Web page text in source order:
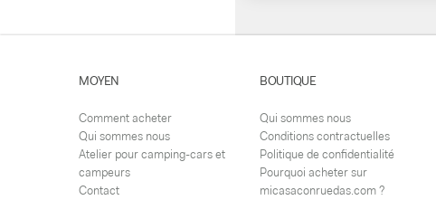
MOYEN
Comment acheter
Qui sommes nous
Atelier pour camping-cars et
campeurs
Contact
BOUTIQUE
Qui sommes nous
Conditions contractuelles
Politique de confidentialité
Pourquoi acheter sur
micasaconruedas.com ?